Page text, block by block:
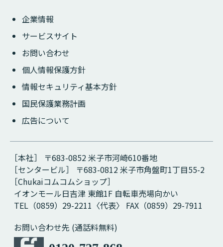
企業情報
サービスサイト
お問い合わせ
個人情報保護方針
情報セキュリティ基本方針
国民保護業務計画
広告について
［本社］ 〒683-0852 米子市河崎610番地
［センタービル］ 〒683-0812 米子市角盤町1丁目55-2
［Chukaiコムコムショップ］
イオンモール日吉津 東館1F 自転車売場向かい
TEL（0859）29-2211〈代表〉 FAX（0859）29-7911
お問い合わせ先 (通話料無料)